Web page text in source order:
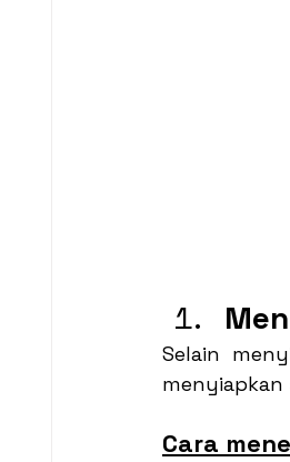
Selain
Cara